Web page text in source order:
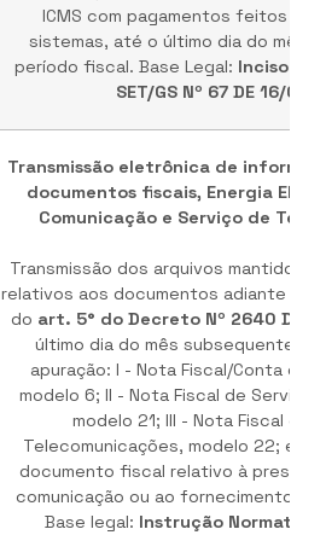
ICMS com pagamentos feitos por
sistemas, até o último dia do mês
período fiscal. Base Legal: Inciso I,
SET/GS Nº 67 DE 16/07/
Transmissão eletrônica de
documentos fiscais, Energia
Comunicação e Serviço de
Transmissão dos arquivos mantidos
relativos aos documentos adiante
do art. 5° do Decreto Nº 2640 DE
último dia do mês subsequente
apuração: I - Nota Fiscal/Conta de
modelo 6; II - Nota Fiscal de Serviço
modelo 21; III - Nota Fiscal de
Telecomunicações, modelo 22; e IV
documento fiscal relativo à
comunicação ou ao fornecimento
Base legal: Instrução Normativa